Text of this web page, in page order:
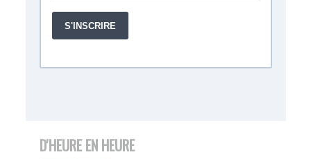
D'HEURE EN HEURE